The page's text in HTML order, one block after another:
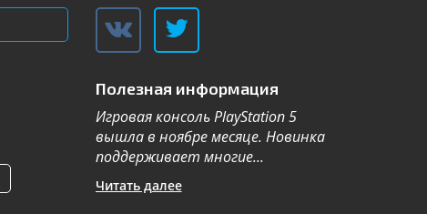
Полезная информация
Игровая консоль PlayStation 5
вышла в ноябре месяце. Новинка
поддерживает многие...
Читать далее